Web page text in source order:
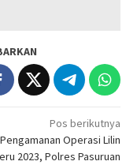
Pos berikutnya
Operasi Lilin
2023, Polres Pasuruan